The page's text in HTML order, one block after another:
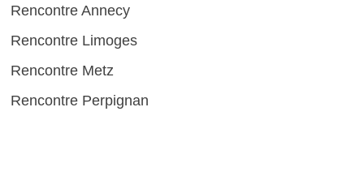
Rencontre Annecy
Rencontre Limoges
Rencontre Metz
Rencontre Perpignan